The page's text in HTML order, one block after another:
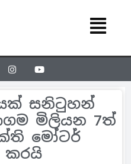
සනිටුහන්
මිලියන 7ත්
මෝටර්
කරයි